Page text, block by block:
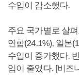
수입이 감소했다.
주요 국가별로 살
연합(24.1%), 일본
수입이 증가했다.
입이 줄었다. [비즈